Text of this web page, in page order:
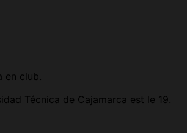
en club.
Técnica de Cajamarca est le 19.